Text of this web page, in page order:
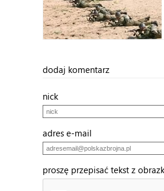
dodaj komentarz
nick
adres e-mail
proszę przepisać tekst z